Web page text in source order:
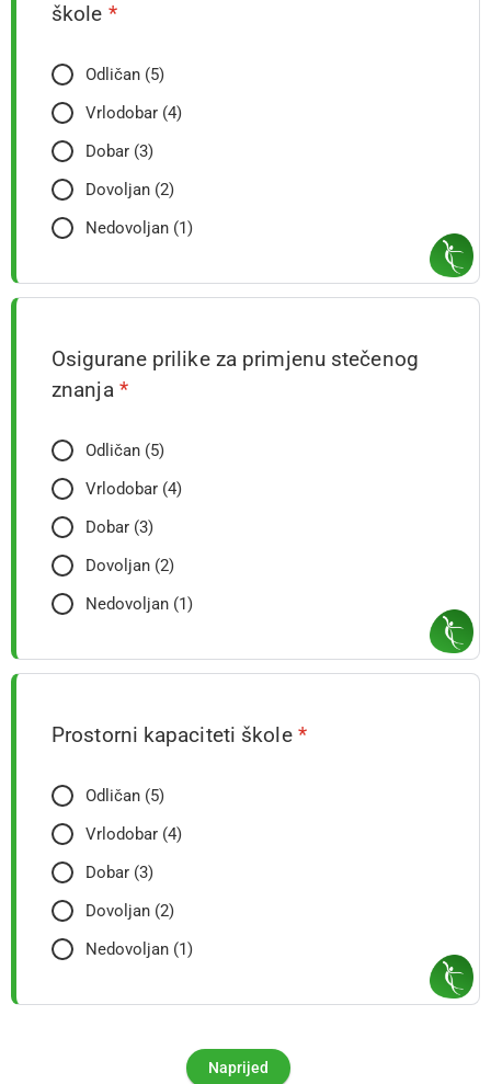
škole *
Odličan (5)
Vrlodobar (4)
Dobar (3)
Dovoljan (2)
Nedovoljan (1)
Osigurane prilike za primjenu stečenog
znanja *
Odličan (5)
Vrlodobar (4)
Dobar (3)
Dovoljan (2)
Nedovoljan (1)
Prostorni kapaciteti škole *
Odličan (5)
Vrlodobar (4)
Dobar (3)
Dovoljan (2)
Nedovoljan (1)